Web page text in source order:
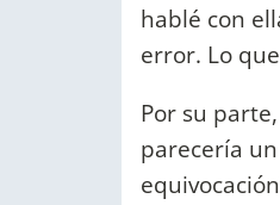
hablé con
error. Lo
Por su
parecería